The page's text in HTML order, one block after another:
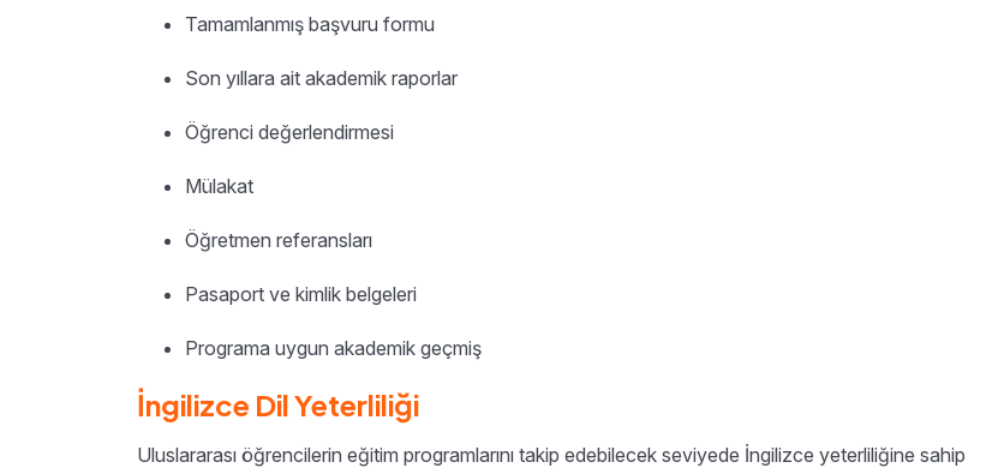
Tamamlanmış başvuru formu
Son yıllara ait akademik raporlar
Öğrenci değerlendirmesi
Mülakat
Öğretmen referansları
Pasaport ve kimlik belgeleri
Programa uygun akademik geçmiş
İngilizce Dil Yeterliliği
Uluslararası öğrencilerin eğitim programlarını takip edebilecek seviyede İngilizce yeterliliğine sahip